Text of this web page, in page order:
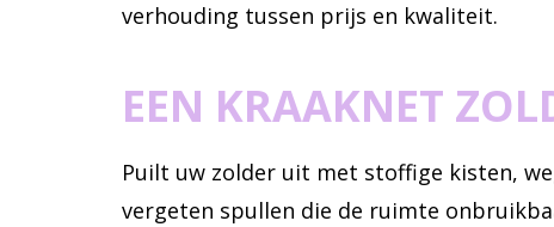
verhouding tussen prijs en kwaliteit.
EEN KRAAKNET
Puilt uw zolder uit met stoffige kisten,
vergeten spullen die de ruimte